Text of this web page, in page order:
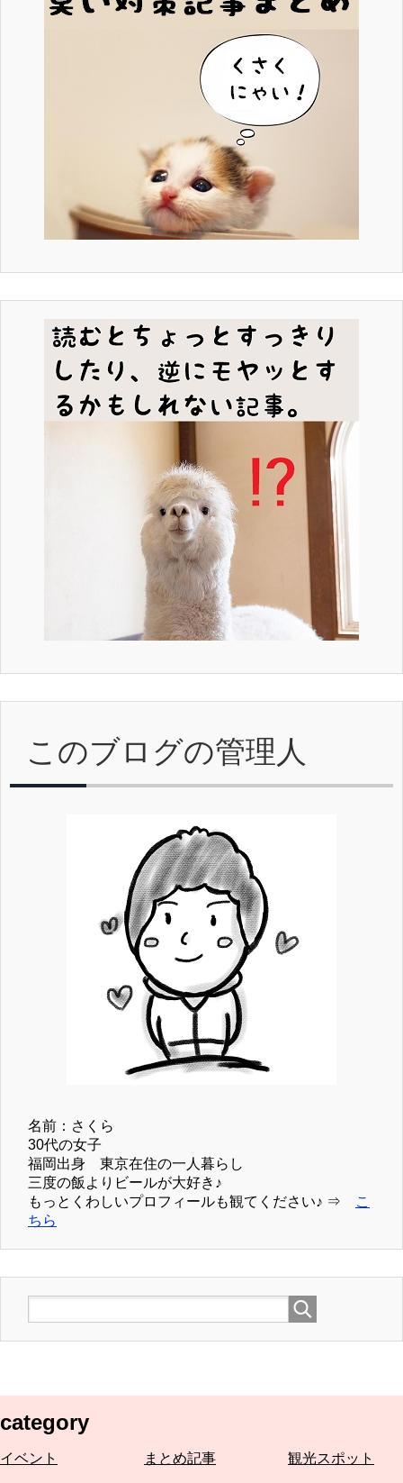
このブログの管理人
名前：さくら
30代の女子
福岡出身 東京在住の一人暮らし
三度の飯よりビールが大好き♪
もっとくわしいプロフィールも観てください♪ ⇒
こ
ちら
category
イベント まとめ記事 観光スポット